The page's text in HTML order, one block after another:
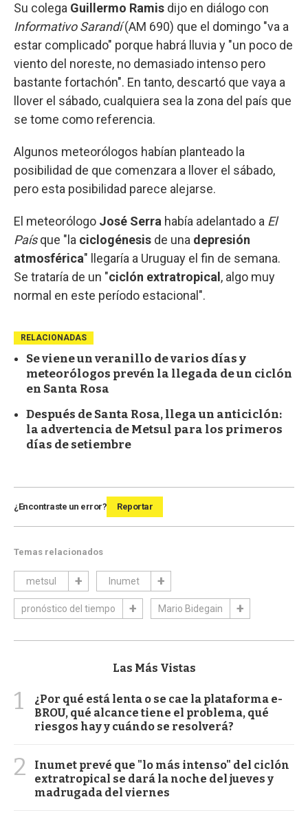
Su colega Guillermo Ramis dijo en diálogo con
Informativo Sarandí(AM 690) que el domingo "va a
estar complicado" porque habrá lluvia y "un poco de
viento del noreste, no demasiado intenso pero
bastante fortachón". En tanto, descartó que vaya a
llover el sábado, cualquiera sea la zona del país que
se tome como referencia.
Algunos meteorólogos habían planteado la
posibilidad de que comenzara a llover el sábado,
pero esta posibilidad parece alejarse.
El meteorólogo José Serra había adelantado a El
Paísque "la ciclogénesis de una depresión
atmosférica" llegaría a Uruguay el fin de semana.
Se trataría de un "ciclón extratropical , algo muy
normal en este período estacional".
RELACIONADAS
Se viene un veranillo de varios días y
meteorólogos prevén la llegada de un ciclón
en Santa Rosa
Después de Santa Rosa, llega un anticiclón:
la advertencia de Metsul para los primeros
días de setiembre
¿Encontraste un error? Reportar
Temas relacionados
metsul Inumet
pronóstico del tiempo Mario Bidegain
Las Más Vistas
1
¿Por qué está lenta o se cae la plataforma e-
BROU, qué alcance tiene el problema, qué
riesgos hay y cuándo se resolverá?
2
Inumet prevé que "lo más intenso" del ciclón
extratropical se dará la noche del jueves y
madrugada del viernes